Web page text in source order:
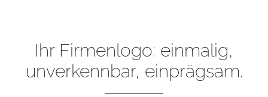
Ihr Firmenlogo: einmalig,
unverkennbar, einprägsam.